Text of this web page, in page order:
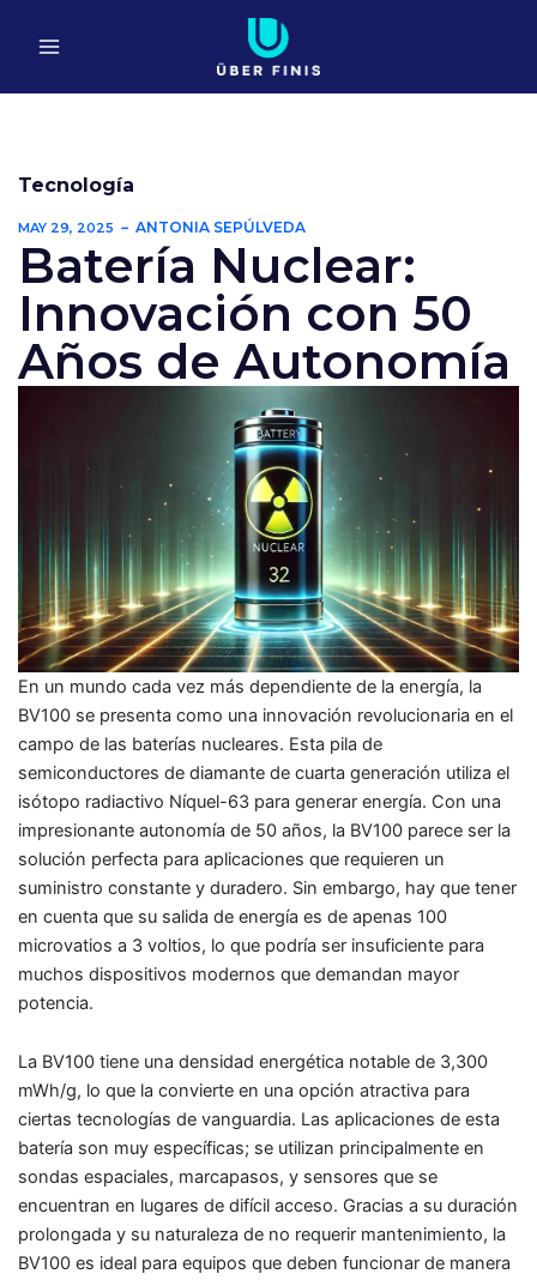
Tecnología
MAY 29, 2025 ANTONIA SEPÚLVEDA
Batería Nuclear:
Innovación con 50
Años de Autonomía
En un mundo cada vez más dependiente de la energía, la
BV100 se presenta como una innovación revolucionaria en el
campo de las baterías nucleares. Esta pila de
semiconductores de diamante de cuarta generación utiliza el
isótopo radiactivo Níquel-63 para generar energía. Con una
impresionante autonomía de 50 años, la BV100 parece ser la
solución perfecta para aplicaciones que requieren un
suministro constante y duradero. Sin embargo, hay que tener
en cuenta que su salida de energía es de apenas 100
microvatios a 3 voltios, lo que podría ser insuficiente para
muchos dispositivos modernos que demandan mayor
potencia.
La BV100 tiene una densidad energética notable de 3,300
mWh/g, lo que la convierte en una opción atractiva para
ciertas tecnologías de vanguardia. Las aplicaciones de esta
batería son muy específicas; se utilizan principalmente en
sondas espaciales, marcapasos, y sensores que se
encuentran en lugares de difícil acceso. Gracias a su duración
prolongada y su naturaleza de no requerir mantenimiento, la
BV100 es ideal para equipos que deben funcionar de manera